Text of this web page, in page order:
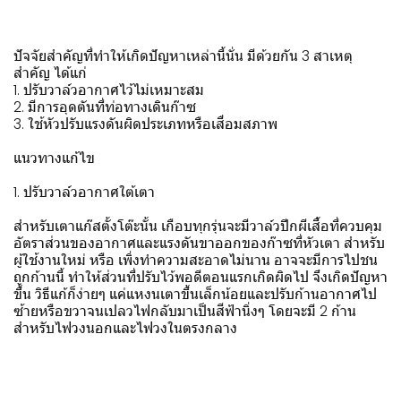
ปัจจัยสำคัญที่ทำให้เกิดปัญหาเหล่านี้นั่น มีด้วยกัน 3 สาเหตุ
สำคัญ ได้แก่
1. ปรับวาล์วอากาศไว้ไม่เหมาะสม
2. มีการอุดตันที่ท่อทางเดินก๊าซ
3. ใช้หัวปรับแรงดันผิดประเภทหรือเสื่อมสภาพ
แนวทางแก้ไข
1. ปรับวาล์วอากาศใต้เตา
สำหรับเตาแก๊สตั้งโต๊ะนั้น เกือบทุกรุ่นจะมีวาล์วปีกผีเสื้อที่ควบคุม
อัตราส่วนของอากาศและแรงดันขาออกของก๊าซที่หัวเตา สำหรับ
ผู้ใช้งานใหม่ หรือ เพิ่งทำความสะอาดไม่นาน อาจจะมีการไปชน
ถูกก้านนี้ ทำให้ส่วนที่ปรับไว้พอดีตอนแรกเกิดผิดไป จึงเกิดปัญหา
ขึ้น วิธีแก้ก็ง่ายๆ แค่แหงนเตาขึ้นเล็กน้อยและปรับก้านอากาศไป
ซ้ายหรือขวาจนเปลวไฟกลับมาเป็นสีฟ้านิ่งๆ โดยจะมี 2 ก้าน
สำหรับไฟวงนอกและไฟวงในตรงกลาง